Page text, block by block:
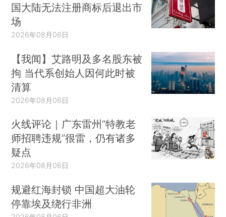
国大陆无法注册商标后退出市
场
2026年08月06日
【我闻】艾路明及多名股东被
拘 当代系创始人因何此时被
清算
2026年08月06日
火线评论｜广东雷州“特教老
师招聘违规”很雷，仍有诸多
疑点
2026年08月06日
规避红海封锁 中国超大油轮
停靠埃及绕行非洲